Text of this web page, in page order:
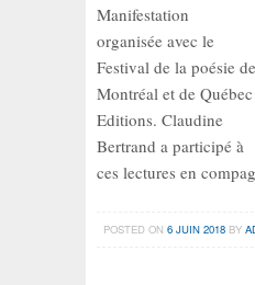
Manifestation
organisée avec le
Festival de la poésie de
Montréal et de Québec
Editions. Claudine
Bertrand a participé à
ces lectures en
POSTED ON 6 JUIN 2018BY